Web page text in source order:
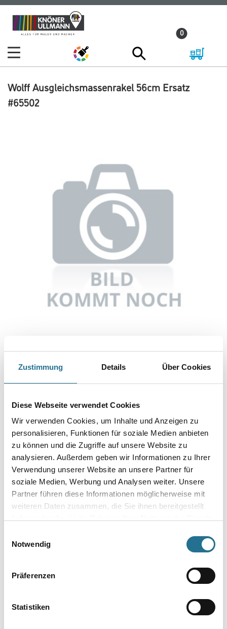
Zustimmung Details Über Cookies
Diese Webseite verwendet Cookies
Wir verwenden Cookies, um Inhalte und Anzeigen zu
personalisieren, Funktionen für soziale Medien anbieten
zu können und die Zugriffe auf unsere Website zu
analysieren. Außerdem geben wir Informationen zu Ihrer
Verwendung unserer Website an unsere Partner für
soziale Medien, Werbung und Analysen weiter. Unsere
Partner führen diese Informationen möglicherweise mit
weiteren Daten zusammen, die Sie ihnen bereitgestellt
Notwendig
Präferenzen
Statistiken
Zum
Inhalt
Zum
Navigationsmenü
0
Wolff Ausgleichsmassenrakel 56cm Ersatz
#65502
Bitte einloggen, um Preise zu sehen
Wolff Ausgleichsmassenrakel 56cm Ersatz #65502
Art-Nr.:4109-000534
Umrechnungsfaktoren